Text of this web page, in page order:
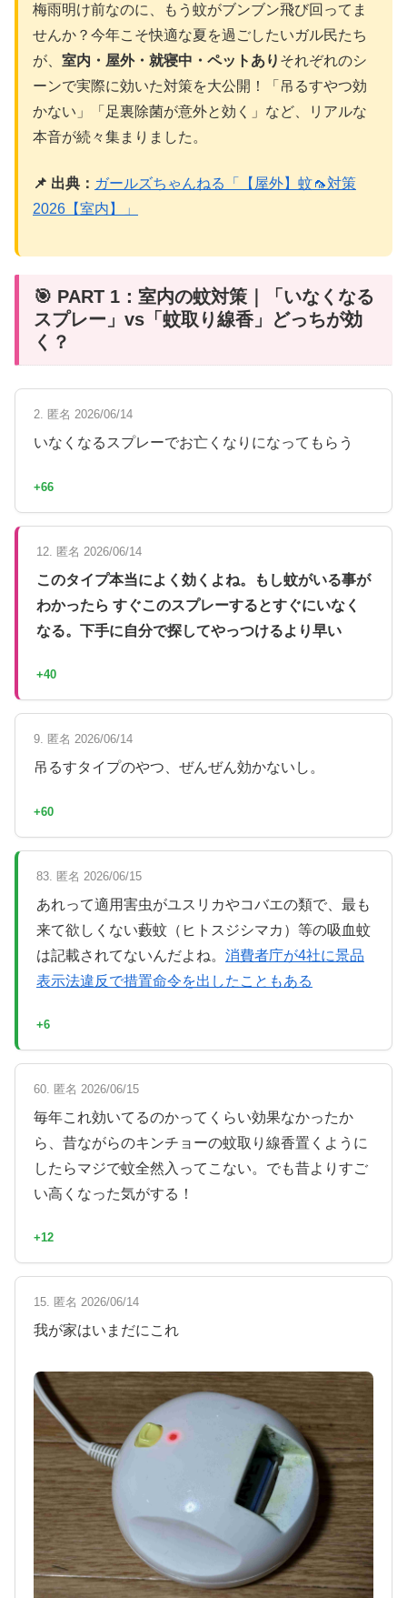
梅雨明け前なのに、もう蚊がブンブン飛び回ってま
せんか？今年こそ快適な夏を過ごしたいガル民たち
が、 室内・屋外・就寝中・ペットあり それぞれのシ
ーンで実際に効いた対策を大公開！「吊るすやつ効
かない」「足裏除菌が意外と効く」など、リアルな
本音が続々集まりました。
📌 出典： ガールズちゃんねる「【屋外】蚊🦟対策
2026【室内】」
🎯 PART 1：室内の蚊対策｜「いなくなる
スプレー」vs「蚊取り線香」どっちが効
く？
2. 匿名 2026/06/14
いなくなるスプレーでお亡くなりになってもらう
+66
12. 匿名 2026/06/14
このタイプ本当によく効くよね。もし蚊がいる事が
わかったら すぐこのスプレーするとすぐにいなく
なる。下手に自分で探してやっつけるより早い
+40
9. 匿名 2026/06/14
吊るすタイプのやつ、ぜんぜん効かないし。
+60
83. 匿名 2026/06/15
あれって適用害虫がユスリカやコバエの類で、最も
来て欲しくない藪蚊（ヒトスジシマカ）等の吸血蚊
は記載されてないんだよね。 消費者庁が4社に景品
表示法違反で措置命令を出したこともある
+6
60. 匿名 2026/06/15
毎年これ効いてるのかってくらい効果なかったか
ら、昔ながらのキンチョーの蚊取り線香置くように
したらマジで蚊全然入ってこない。でも昔よりすご
い高くなった気がする！
+12
15. 匿名 2026/06/14
我が家はいまだにこれ